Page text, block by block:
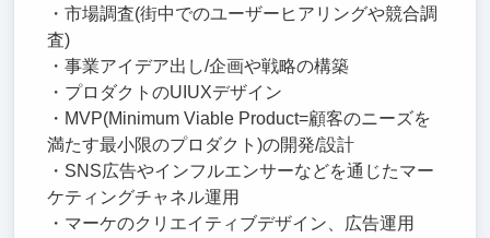
・市場調査(街中でのユーザーヒアリングや競合調
査)
・事業アイデア出し/企画や戦略の構築
・プロダクトのUIUXデザイン
・MVP(Minimum Viable Product=顧客のニーズを
満たす最小限のプロダクト)の開発/設計
・SNS広告やインフルエンサーなどを通じたマー
ケティングチャネル運用
・マーケのクリエイティブデザイン、広告運用